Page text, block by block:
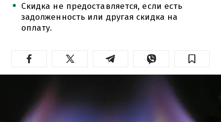
Скидка не предоставляется, если есть
задолженность или другая скидка на
оплату.